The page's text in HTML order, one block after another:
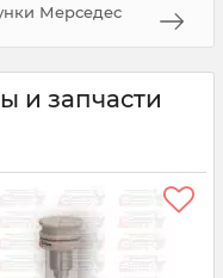
Мерседес
и запчасти